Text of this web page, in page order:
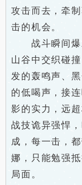
攻击而去，牵
击的机会。
战斗瞬间爆
山谷中交织碰
发的轰鸣声、
的低喝声，接
影的实力，远
战技诡异强悍
成，每一击，
娜，只能勉强
局面。